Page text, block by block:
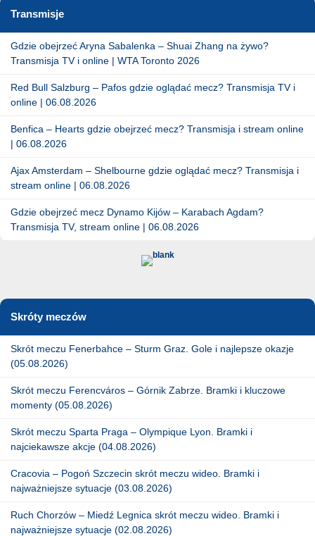
Transmisje
Gdzie obejrzeć Aryna Sabalenka – Shuai Zhang na żywo?
Transmisja TV i online | WTA Toronto 2026
Red Bull Salzburg – Pafos gdzie oglądać mecz? Transmisja TV i
online | 06.08.2026
Benfica – Hearts gdzie obejrzeć mecz? Transmisja i stream online
| 06.08.2026
Ajax Amsterdam – Shelbourne gdzie oglądać mecz? Transmisja i
stream online | 06.08.2026
Gdzie obejrzeć mecz Dynamo Kijów – Karabach Agdam?
Transmisja TV, stream online | 06.08.2026
Skróty meczów
Skrót meczu Fenerbahce – Sturm Graz. Gole i najlepsze okazje
(05.08.2026)
Skrót meczu Ferencváros – Górnik Zabrze. Bramki i kluczowe
momenty (05.08.2026)
Skrót meczu Sparta Praga – Olympique Lyon. Bramki i
najciekawsze akcje (04.08.2026)
Cracovia – Pogoń Szczecin skrót meczu wideo. Bramki i
najważniejsze sytuacje (03.08.2026)
Ruch Chorzów – Miedź Legnica skrót meczu wideo. Bramki i
najważniejsze sytuacje (02.08.2026)